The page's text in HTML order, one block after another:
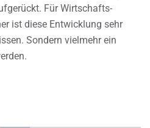
Für Wirtschafts-
ist diese Entwicklung sehr
Sondern vielmehr ein